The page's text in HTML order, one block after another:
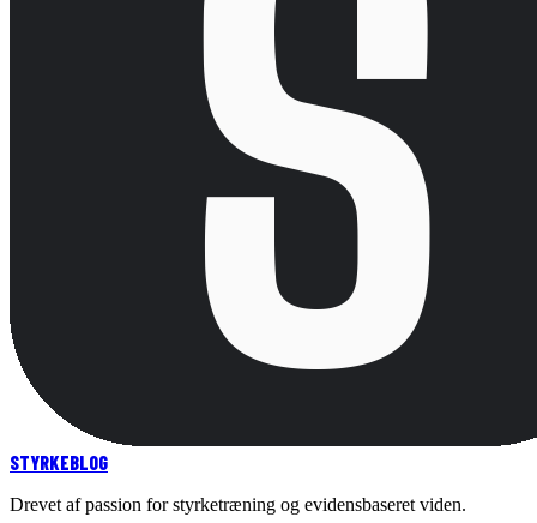
STYRKEBLOG
Drevet af passion for styrketræning og evidensbaseret viden.